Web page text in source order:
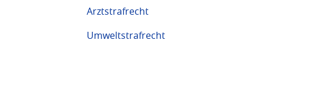
Arztstrafrecht
Umweltstrafrecht